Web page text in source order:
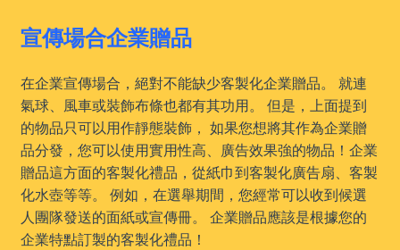
宣傳場合企業贈品
在企業宣傳場合，絕對不能缺少客製化企業贈品。 就連
氣球、風車或裝飾布條也都有其功用。 但是，上面提到
的物品只可以用作靜態裝飾， 如果您想將其作為企業贈
品分發，您可以使用實用性高、廣告效果強的物品！企業
贈品這方面的客製化禮品，從紙巾到客製化廣告扇、客製
化水壺等等。 例如，在選舉期間，您經常可以收到候選
人團隊發送的面紙或宣傳冊。 企業贈品應該是根據您的
企業特點訂製的客製化禮品！